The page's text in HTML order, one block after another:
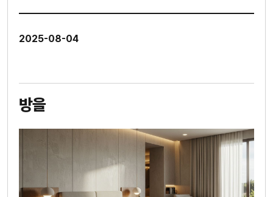
2025-08-04
방을